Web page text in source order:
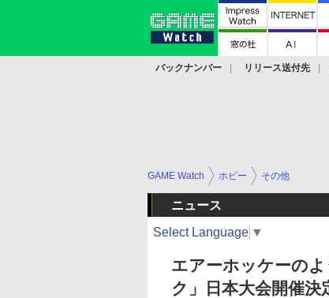
バックナンバー リリース送付先
GAME Watch ホビー その他
ニュース
Select Language ▼
エアーホッケーの
ク」日本大会開催決